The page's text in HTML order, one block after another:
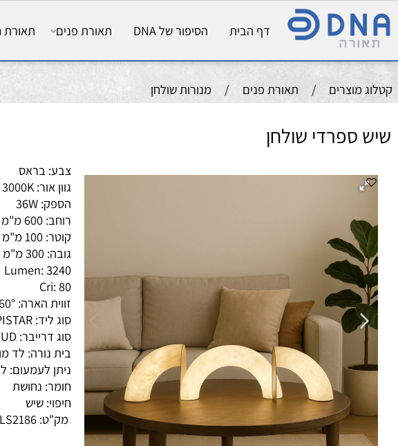
דף הבית הסיפור של DNA תאורת פנים תאורת חוץ
/ תאורת פנים / מנורות שולחן
שולחן
צבע: בראס
גוון אור: 3000K
הספק: 36W
רוחב: 600 מ"מ
קוטר: 100 מ"מ
גובה: 300 מ"מ
Lumen: 3240
Cri: 80
זווית הארה: 360°
סוג ליד: EPISTAR
סוג דרייבר: LIFUD
בית נורה: לד מובנה
ניתן לעמעום: לא
חומר: נחושת
חיפוי: שיש
מק"ט: